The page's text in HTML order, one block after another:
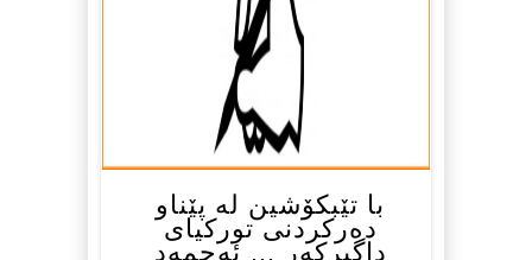
با تێبكۆشین له‌ پێناو
ده‌ركردنی توركیای
داگیركه‌ر … ئه‌حمه‌د